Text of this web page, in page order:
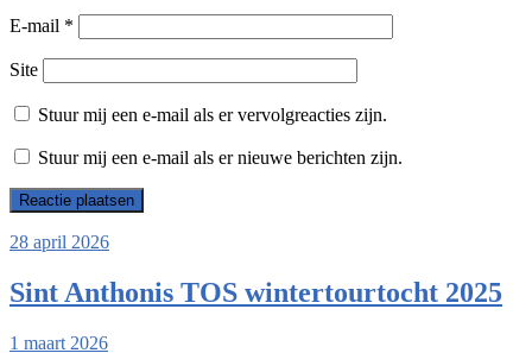
E-mail *
Site
Stuur mij een e-mail als er vervolgreacties zijn.
Stuur mij een e-mail als er nieuwe berichten zijn.
28 april 2026
Sint Anthonis TOS wintertourtocht 2025
1 maart 2026